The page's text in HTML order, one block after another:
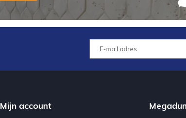
Mijn account